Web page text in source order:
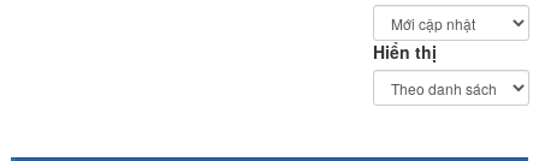
Hiển thị